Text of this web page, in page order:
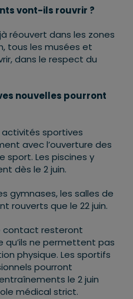
vont-ils rouvrir ?
réouvert dans les zones
tous les musées et
dans le respect du
nouvelles pourront
activités sportives
avec l’ouverture des
sport. Les piscines y
dès le 2 juin.
gymnases, les salles de
rouverts que le 22 juin.
contact resteront
ne permettent pas
physique. Les sportifs
pourront
le 2 juin
médical strict.